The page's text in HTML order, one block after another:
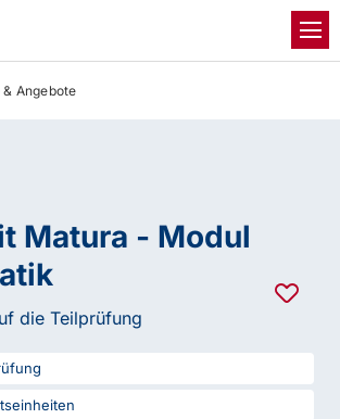
Angebote
Matura - Modul
die Teilprüfung